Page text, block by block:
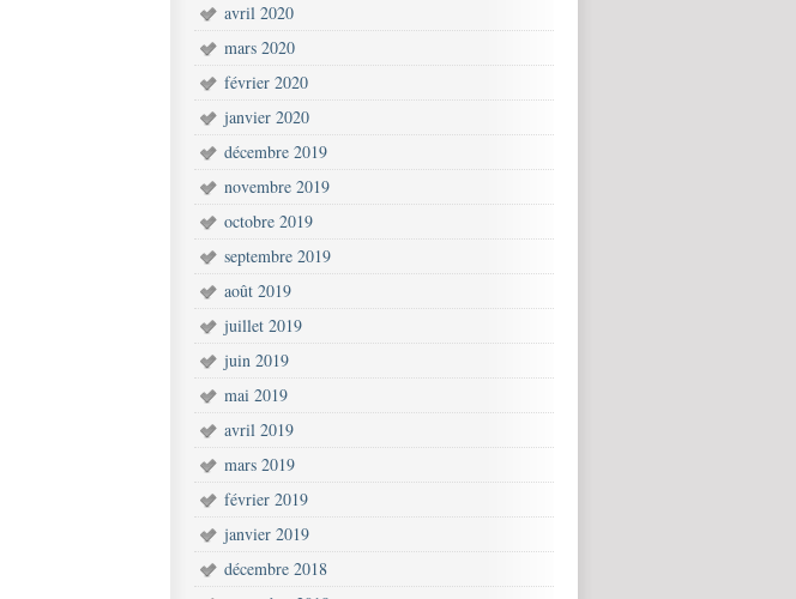
avril 2020
mars 2020
février 2020
janvier 2020
décembre 2019
novembre 2019
octobre 2019
septembre 2019
août 2019
juillet 2019
juin 2019
mai 2019
avril 2019
mars 2019
février 2019
janvier 2019
décembre 2018